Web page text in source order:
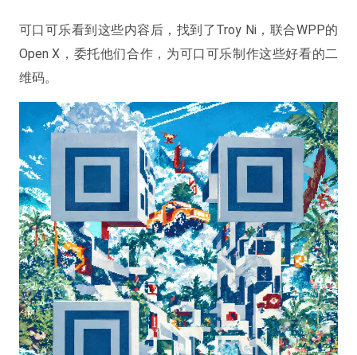
可口可乐看到这些内容后，找到了Troy Ni，联合WPP的
Open X，委托他们合作，为可口可乐制作这些好看的二
维码。